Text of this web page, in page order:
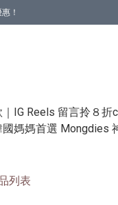
！
IG Reels 留言拎８折
媽媽首選 Mongdies
列表